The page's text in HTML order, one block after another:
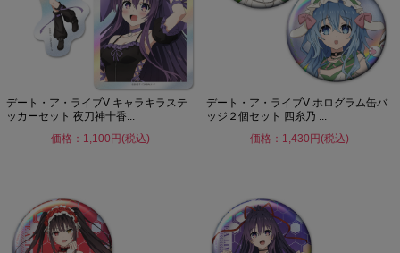
デート・ア・ライブV キャラキラステ
ッカーセット 夜刀神十香...
価格：1,100円(税込)
デート・ア・ライブV ホログラム缶バ
ッジ２個セット 四糸乃 ...
価格：1,430円(税込)